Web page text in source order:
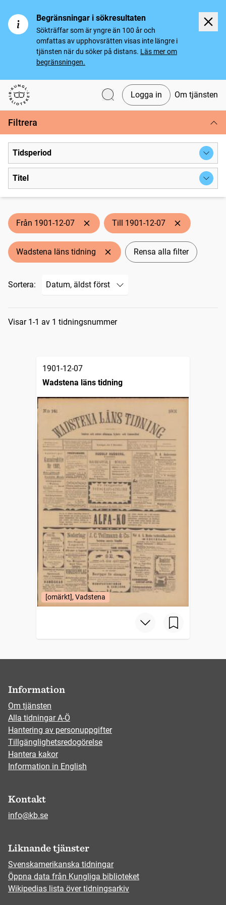
Begränsningar i sökresultaten
Sökträffar som är yngre än 100 år och
omfattas av upphovsrätten visas inte längre i
tjänsten när du söker på distans. Läs mer om
begränsningen.
Svenska tidningar
Logga in Om tjänsten
Filtrera
Tidsperiod
Titel
Från 1901-12-07 Till 1901-12-07
Wadstena läns tidning Rensa alla filter
Sortera:
Sökresultat
Visar 1-1 av 1 tidningsnummer
1901-12-07
Wadstena läns tidning
[omärkt], Vadstena
Information
Om tjänsten
Alla tidningar A-Ö
Hantering av personuppgifter
Tillgänglighetsredogörelse
Hantera kakor
Information in English
Kontakt
info@kb.se
Liknande tjänster
Svenskamerikanska tidningar
Öppna data från Kungliga biblioteket
Wikipedias lista över tidningsarkiv